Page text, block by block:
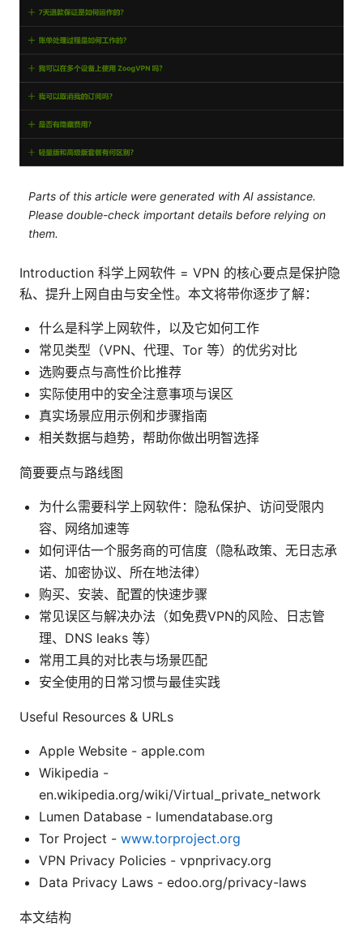
Parts of this article were generated with AI assistance.
Please double-check important details before relying on
them.
Introduction 科学上网软件 = VPN 的核心要点是保护隐
私、提升上网自由与安全性。本文将带你逐步了解：
什么是科学上网软件，以及它如何工作
常见类型（VPN、代理、Tor 等）的优劣对比
选购要点与高性价比推荐
实际使用中的安全注意事项与误区
真实场景应用示例和步骤指南
相关数据与趋势，帮助你做出明智选择
简要要点与路线图
为什么需要科学上网软件：隐私保护、访问受限内
容、网络加速等
如何评估一个服务商的可信度（隐私政策、无日志承
诺、加密协议、所在地法律）
购买、安装、配置的快速步骤
常见误区与解决办法（如免费VPN的风险、日志管
理、DNS leaks 等）
常用工具的对比表与场景匹配
安全使用的日常习惯与最佳实践
Useful Resources & URLs
Apple Website - apple.com
Wikipedia -
en.wikipedia.org/wiki/Virtual_private_network
Lumen Database - lumendatabase.org
Tor Project - www.torproject.org
VPN Privacy Policies - vpnprivacy.org
Data Privacy Laws - edoo.org/privacy-laws
本文结构